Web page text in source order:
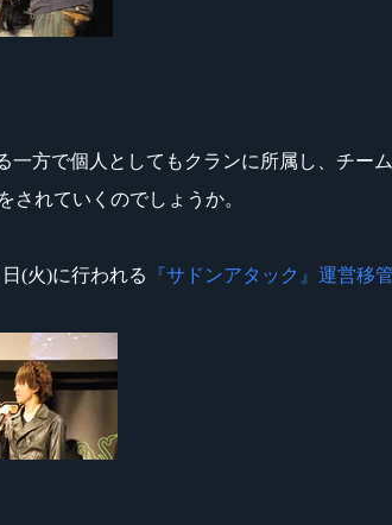
一方で個人としてもクランに所属し、チ
されていくのでしょうか。
(火)に行われる 『サドンアタック』運営移